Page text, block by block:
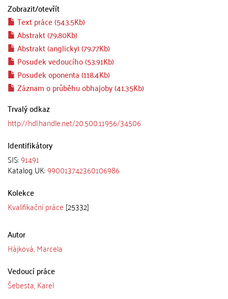
Zobrazit/otevřít
Text práce (543.5Kb)
Abstrakt (79.80Kb)
Abstrakt (anglicky) (79.77Kb)
Posudek vedoucího (53.91Kb)
Posudek oponenta (118.4Kb)
Záznam o průběhu obhajoby (41.35Kb)
Trvalý odkaz
http://hdl.handle.net/20.500.11956/34506
Identifikátory
SIS:91491
Katalog UK:990013742360106986
Kolekce
Kvalifikační práce [25332]
Autor
Hájková, Marcela
Vedoucí práce
Šebesta, Karel